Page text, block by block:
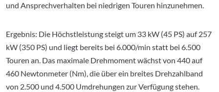
und Ansprechverhalten bei niedrigen Touren hinzunehmen.
Ergebnis: Die Höchstleistung steigt um 33 kW (45 PS) auf 257
kW (350 PS) und liegt bereits bei 6.000/min statt bei 6.500
Touren an. Das maximale Drehmoment wächst von 440 auf
460 Newtonmeter (Nm), die über ein breites Drehzahlband
von 2.500 und 4.500 Umdrehungen zur Verfügung stehen.